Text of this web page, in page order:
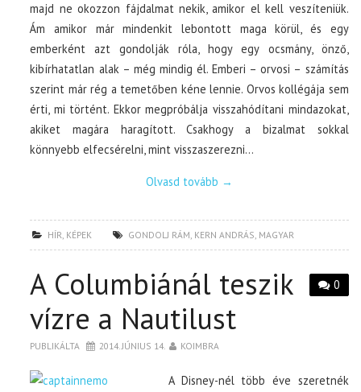
majd ne okozzon fájdalmat nekik, amikor el kell veszíteniük.
Ám amikor már mindenkit lebontott maga körül, és egy
emberként azt gondolják róla, hogy egy ocsmány, önző,
kibírhatatlan alak – még mindig él. Emberi – orvosi – számítás
szerint már rég a temetőben kéne lennie. Orvos kollégája sem
érti, mi történt. Ekkor megpróbálja visszahódítani mindazokat,
akiket magára haragított. Csakhogy a bizalmat sokkal
könnyebb elfecsérelni, mint visszaszerezni…
Olvasd tovább →
HÍR, KÉPEK GONDOLJ RÁM, KERN ANDRÁS, MAGYAR
0
A Columbiánál teszik
vízre a Nautilust
PUBLIKÁLTA 2014. JÚNIUS 14. KOIMBRA
A Disney-nél több éve szeretnék